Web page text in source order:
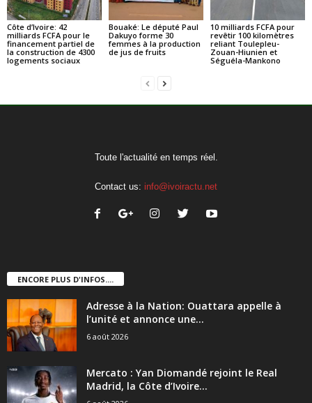
Côte d’Ivoire: 42
milliards FCFA pour le
financement partiel de
la construction de 4300
logements sociaux
Bouaké: Le député Paul
Dakuyo forme 30
femmes à la production
de jus de fruits
10 milliards FCFA pour
revêtir 100 kilomètres
reliant Toulepleu-
Zouan-Hiunien et
Séguéla-Mankono
Toute l'actualité en temps réel.
Contact us: info@ivoiractu.net
ENCORE PLUS D'INFOS....
Adresse à la Nation: Ouattara appelle à
l’unité et annonce une...
6 août 2026
Mercato : Yan Diomandé rejoint le Real
Madrid, la Côte d’Ivoire...